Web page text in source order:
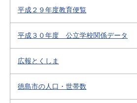
平成２９年度教育便覧
平成３０年度 公立学校関係データ
広報とくしま
徳島市の人口・世帯数